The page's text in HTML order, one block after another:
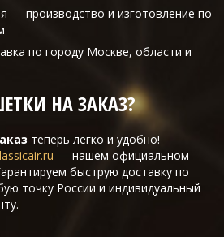
— производство и изготовление по
по городу Москве, области и
НА ЗАКАЗ?
теперь легко и удобно!
— нашем официальном
быструю доставку по
точку России и индивидуальный